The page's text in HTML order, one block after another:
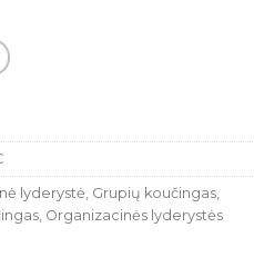
lyderystė, Grupių koučingas,
, Organizacinės lyderystės